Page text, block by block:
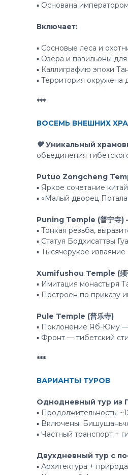
▪️ Основана
Включает:
▪️ Сосновые леса и
▪️ Озёра и павильоны
▪️ Каллиграфию эпохи
▪️ Территория окружена
***
ВОСЕМЬ ВНЕШНИХ
🧡 Уникальный
объединения
Putuo Zongcheng
▪ Яркое сочетание
▪ «Малый дворец
Puning Temple (普宁
▪ Тонкая резьба,
▪ Статуя Бодхисаттвы
▪ Тысячерукое
Xumifushou Temple (须
▪ Имитация монастыря
▪ Построен по приказу
Pule Temple (普乐寺)
▪ Поклонение Яб-Юму —
▪ Фронт — тибетский
***
ВАРИАНТЫ ТУРОВ
Однодневный тур из
▪ Продолжительность:
▪ Включены:
▪ Частный транспорт +
Двухдневный тур с
▪ Архитектура +